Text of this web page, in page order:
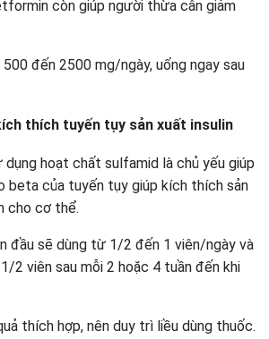
còn giúp người thừa cân giảm
đến 2500 mg/ngày, uống ngay sau
thích tuyến tụy sản xuất insulin
dụng hoạt chất sulfamid là chủ yếu giúp
beta của tuyến tụy giúp kích thích sản
cho cơ thể.
đầu sẽ dùng từ 1/2 đến 1 viên/ngày và
2 viên sau mỗi 2 hoặc 4 tuần đến khi
thích hợp, nên duy trì liều dùng thuốc.